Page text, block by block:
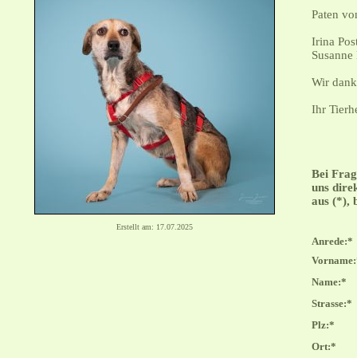
Erstellt am: 17.07.2025
Paten
Irina
Wir
Ihr
Bei
uns
aus (*),
Anrede:*
Name:*
Strasse:*
Plz:*
Ort:*